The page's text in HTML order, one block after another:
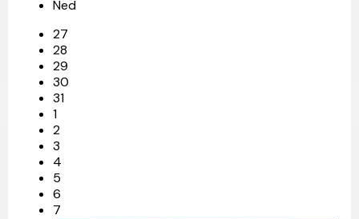
Ned
27
28
29
30
31
1
2
3
4
5
6
7